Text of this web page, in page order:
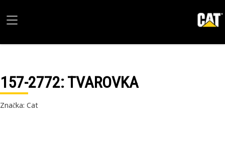
157-2772: TVAROVKA
Značka: Cat